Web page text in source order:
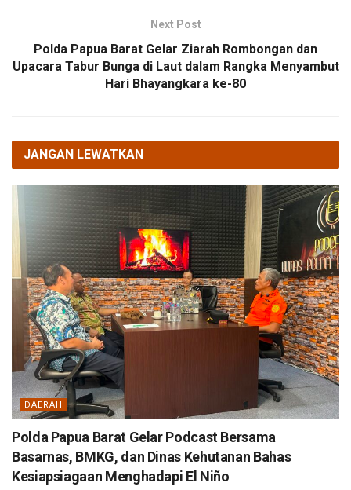
Next Post
Polda Papua Barat Gelar Ziarah Rombongan dan
Upacara Tabur Bunga di Laut dalam Rangka Menyambut
Hari Bhayangkara ke-80
JANGAN LEWATKAN
DAERAH
Polda Papua Barat Gelar Podcast Bersama
Basarnas, BMKG, dan Dinas Kehutanan Bahas
Kesiapsiagaan Menghadapi El Niño